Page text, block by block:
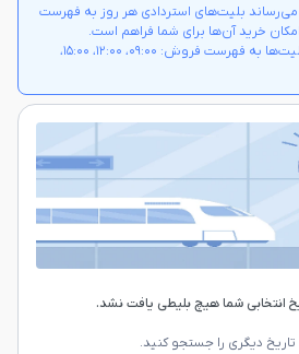
می‌رساند بلیت‌های استردادی هر روز به فهرست
خرید آن‌ها برای شما فراهم است.
ساعت‌های افزوده شدن بلیت‌ها به فهرست فروش: ۰۹:۰۰، ۱۲:۰۰، ۱۵:۰۰،
انتخابی شما هیچ بلیطی یافت نشد.
تاریخ دیگری را جستجو کنید.